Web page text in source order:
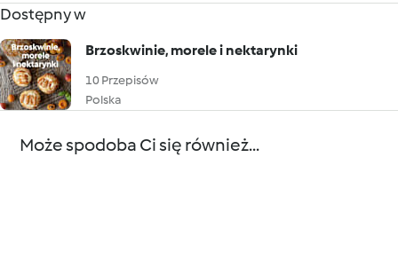
Dostępny w
Brzoskwinie, morele i nektarynki
10 Przepisów
Polska
Może spodoba Ci się również...